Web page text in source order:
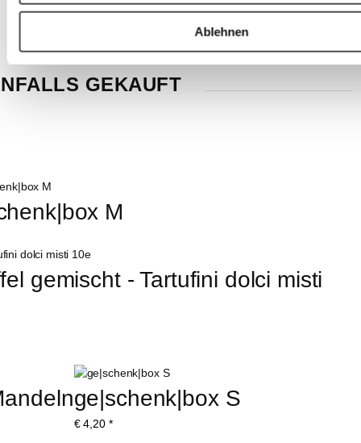
Ablehnen
GEKAUFT
M
gemischt - Tartufini dolci misti
ge|schenk|box S
€ 4,20 *